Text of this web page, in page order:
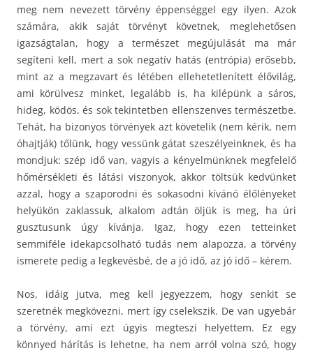
meg nem nevezett törvény éppenséggel egy ilyen. Azok
számára, akik saját törvényt követnek, meglehetősen
igazságtalan, hogy a természet megújulását ma már
segíteni kell, mert a sok negatív hatás (entrópia) erősebb,
mint az a megzavart és létében ellehetetlenített élővilág,
ami körülvesz minket, legalább is, ha kilépünk a sáros,
hideg, ködös, és sok tekintetben ellenszenves természetbe.
Tehát, ha bizonyos törvények azt követelik (nem kérik, nem
óhajtják) tőlünk, hogy vessünk gátat szeszélyeinknek, és ha
mondjuk: szép idő van, vagyis a kényelmünknek megfelelő
hőmérsékleti és látási viszonyok, akkor töltsük kedvünket
azzal, hogy a szaporodni és sokasodni kívánó élőlényeket
helyükön zaklassuk, alkalom adtán öljük is meg, ha úri
gusztusunk úgy kívánja. Igaz, hogy ezen tetteinket
semmiféle idekapcsolható tudás nem alapozza, a törvény
ismerete pedig a legkevésbé, de a jó idő, az jó idő – kérem.
Nos, idáig jutva, meg kell jegyezzem, hogy senkit se
szeretnék megkövezni, mert így cselekszik. De van ugyebár
a törvény, ami ezt úgyis megteszi helyettem. Ez egy
könnyed hárítás is lehetne, ha nem arról volna szó, hogy